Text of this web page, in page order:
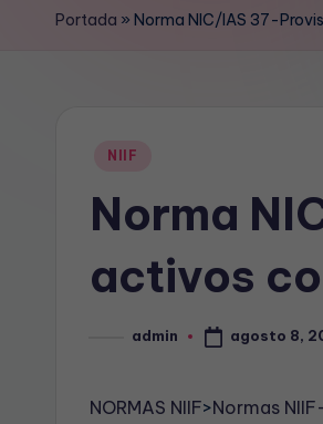
N
Portada » Norma NIC/IAS 37-
Publicado
NIIF
Norma
activos
Publicado
admin agosto 8,
NORMAS NIIF>Normas